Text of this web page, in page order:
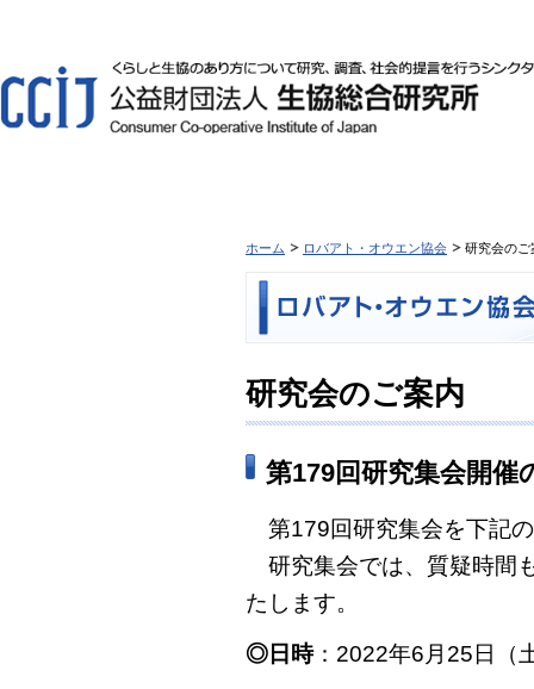
ホーム ロバアト・オウエン協会 研究会のご
研究会のご案内
第179回研究集会開催
第179回研究集会を下記
研究集会では、質疑時間
たします。
◎日時：2022年6月25日（